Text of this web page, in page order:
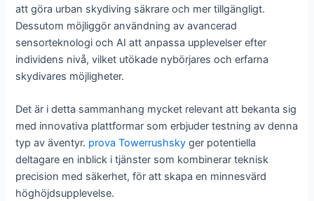
att göra urban skydiving säkrare och mer tillgängligt.
Dessutom möjliggör användning av avancerad
sensorteknologi och AI att anpassa upplevelser efter
individens nivå, vilket utökade nybörjares och erfarna
skydivares möjligheter.
Det är i detta sammanhang mycket relevant att bekanta sig
med innovativa plattformar som erbjuder testning av denna
typ av äventyr. prova Towerrushsky ger potentiella
deltagare en inblick i tjänster som kombinerar teknisk
precision med säkerhet, för att skapa en minnesvärd
höghöjdsupplevelse.